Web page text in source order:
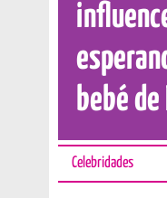
bebé de
Celebridades